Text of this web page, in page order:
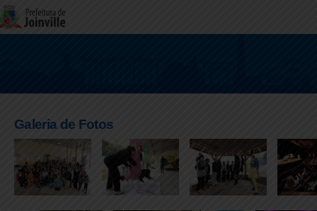
Galeria de Fotos